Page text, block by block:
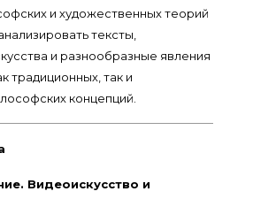
и художественных теорий
тексты,
и разнообразные явления
традиционных, так и
концепций.
Видеоискусство и